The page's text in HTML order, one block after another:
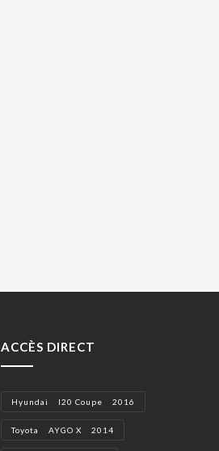
ACCÈS DIRECT
Hyundai I20 Coupe 2016
Toyota AYGO X 2014